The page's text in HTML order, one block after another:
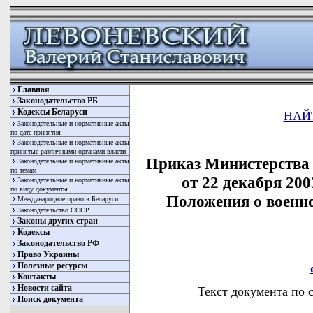
Главная
Законодательство РБ
Кодексы Беларуси
Законодательные и нормативные акты
по дате принятия
Законодательные и нормативные акты
принятые различными органами власти
Законодательные и нормативные акты
по темам
Законодательные и нормативные акты
по виду документы
Международное право в Беларуси
Законодательство СССР
Законы других стран
Кодексы
Законодательство РФ
Право Украины
Полезные ресурсы
Контакты
Новости сайта
Поиск документа
Приказ
от 22 декабря
Положения о
Текст документа по